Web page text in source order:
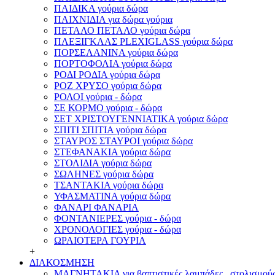
ΠΑΙΔΙΚΑ γούρια δώρα
ΠΑΙΧΝΙΔΙΑ για δώρα γούρια
ΠΕΤΑΛΟ ΠΕΤΑΛΟ γούρια δώρα
ΠΛΕΞΙΓΚΛΑΣ PLEXIGLASS γούρια δώρα
ΠΟΡΣΕΛΑΝΙΝΑ γούρια δώρα
ΠΟΡΤΟΦΟΛΙΑ γούρια δώρα
ΡΟΔΙ ΡΟΔΙΑ γούρια δώρα
ΡΟΖ ΧΡΥΣΟ γούρια δώρα
ΡΟΛΟΙ γούρια - δώρα
ΣΕ ΚΟΡΜΟ γούρια - δώρα
ΣΕΤ ΧΡΙΣΤΟΥΓΕΝΝΙΑΤΙΚΑ γούρια δώρα
ΣΠΙΤΙ ΣΠΙΤΙΑ γούρια δώρα
ΣΤΑΥΡΟΣ ΣΤΑΥΡΟΙ γούρια δώρα
ΣΤΕΦΑΝΑΚΙΑ γούρια δώρα
ΣΤΟΛΙΔΙΑ γούρια δώρα
ΣΩΛΗΝΕΣ γούρια δώρα
ΤΣΑΝΤΑΚΙΑ γούρια δώρα
ΥΦΑΣΜΑΤΙΝΑ γούρια δώρα
ΦΑΝΑΡΙ ΦΑΝΑΡΙΑ
ΦΟΝΤΑΝΙΕΡΕΣ γούρια - δώρα
ΧΡΟΝΟΛΟΓΙΕΣ γούρια - δώρα
ΩΡΑΙΟΤΕΡΑ ΓΟΥΡΙΑ
+
ΔΙΑΚΟΣΜΗΣΗ